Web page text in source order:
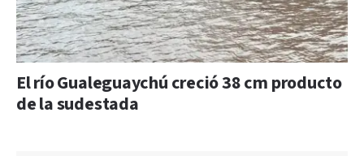
El río Gualeguaychú creció 38 cm producto
de la sudestada